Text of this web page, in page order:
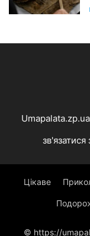
зв'язатися
Цікаве
© https://